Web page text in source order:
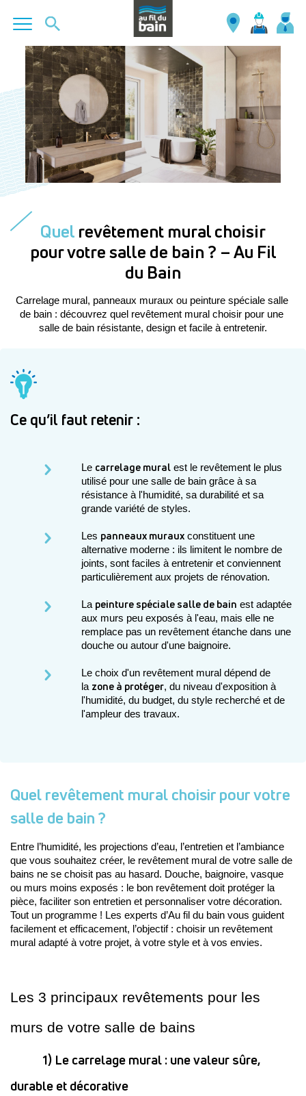
contenu
principal
Quel revêtement mural choisir
pour votre salle de bain ? – Au Fil
du Bain
Carrelage mural, panneaux muraux ou peinture spéciale salle
de bain : découvrez quel revêtement mural choisir pour une
salle de bain résistante, design et facile à entretenir.
Ce qu’il faut retenir :
Le carrelage mural est le revêtement le plus
utilisé pour une salle de bain grâce à sa
résistance à l'humidité, sa durabilité et sa
grande variété de styles.
Les panneaux muraux constituent une
alternative moderne : ils limitent le nombre de
joints, sont faciles à entretenir et conviennent
particulièrement aux projets de rénovation.
La peinture spéciale salle de bain est adaptée
aux murs peu exposés à l'eau, mais elle ne
remplace pas un revêtement étanche dans une
douche ou autour d'une baignoire.
Le choix d'un revêtement mural dépend de
la zone à protéger, du niveau d'exposition à
l'humidité, du budget, du style recherché et de
l'ampleur des travaux.
Quel revêtement mural choisir pour votre
salle de bain ?
Entre l’humidité, les projections d’eau, l’entretien et l’ambiance
que vous souhaitez créer, le revêtement mural de votre salle de
bains ne se choisit pas au hasard. Douche, baignoire, vasque
ou murs moins exposés : le bon revêtement doit protéger la
pièce, faciliter son entretien et personnaliser votre décoration.
Tout un programme ! Les experts d’Au fil du bain vous guident
facilement et efficacement, l’objectif : choisir un revêtement
mural adapté à votre projet, à votre style et à vos envies.
Les 3 principaux revêtements pour les
murs de votre salle de bains
1) Le carrelage mural : une valeur sûre,
durable et décorative